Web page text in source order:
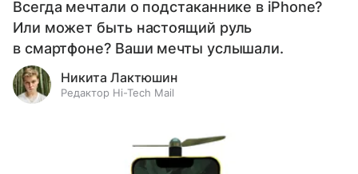
Всегда мечтали о подстаканнике в iPhone?
Или может быть настоящий руль
в смартфоне? Ваши мечты услышали.
Никита Лактюшин
Редактор Hi-Tech Mail